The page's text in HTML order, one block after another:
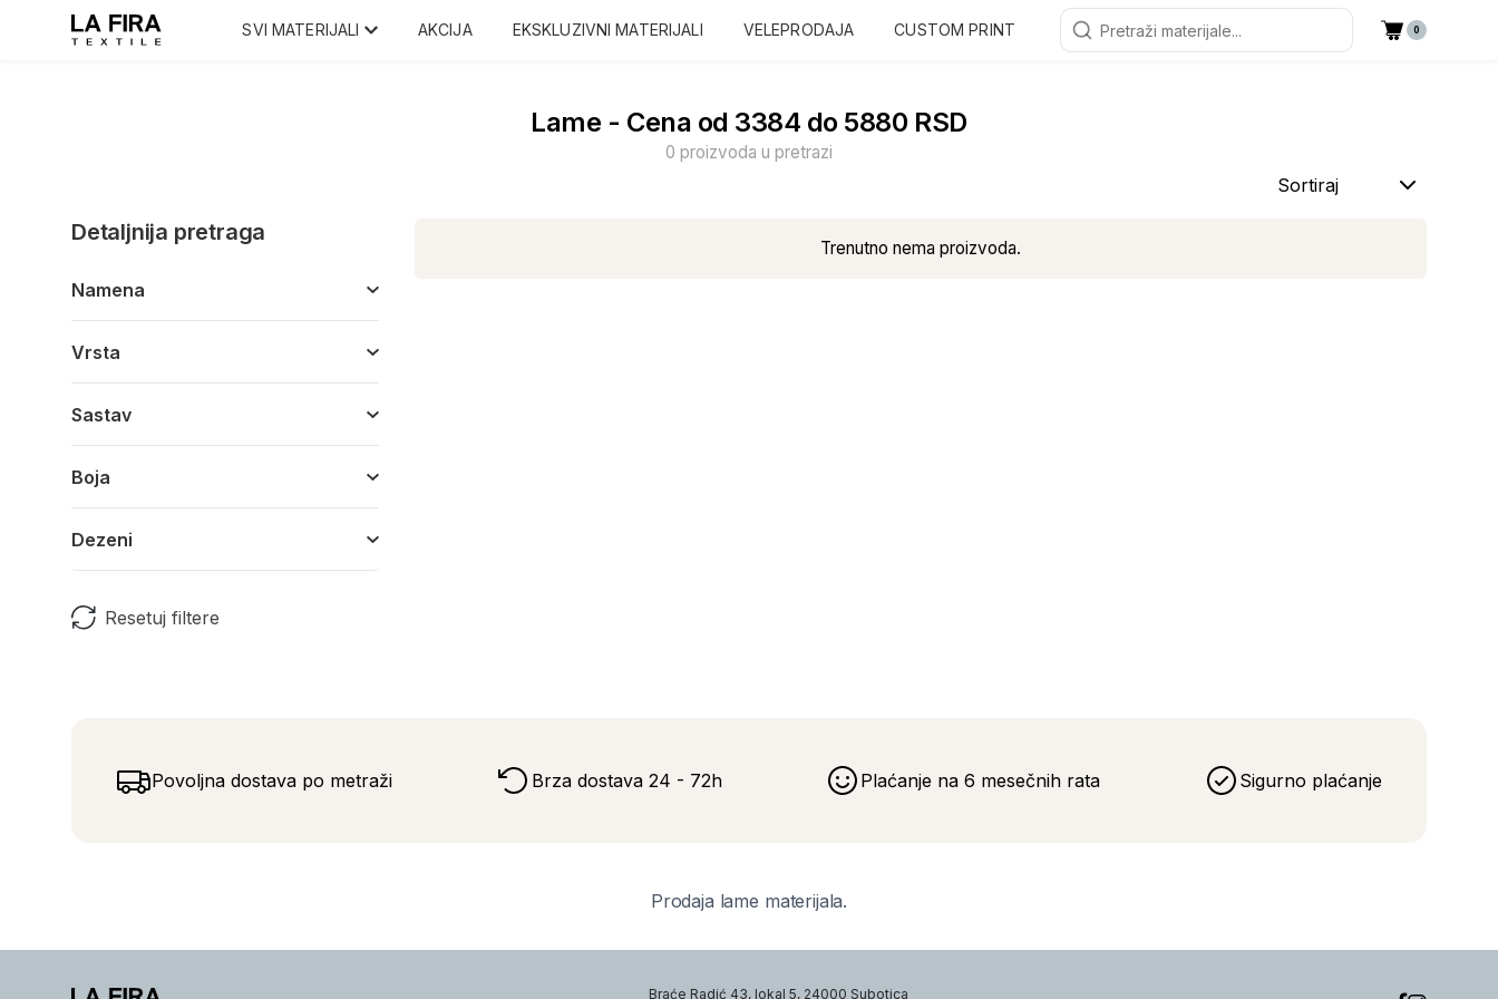
SVI MATERIJALI AKCIJA EKSKLUZIVNI MATERIJALI VELEPRODAJA CUSTOM PRINT 0
Lame - Cena od 3384 do 5880 RSD
0 proizvoda u pretrazi
Sortiraj
Detaljnija pretraga
Namena
Vrsta
Sastav
Boja
Dezeni
Resetuj filtere
Trenutno nema proizvoda.
Povoljna dostava po metraži Brza dostava 24 - 72h Plaćanje na 6 mesečnih rata Sigurno plaćanje
Prodaja lame materijala.
Braće Radić 43, lokal 5, 24000 Subotica